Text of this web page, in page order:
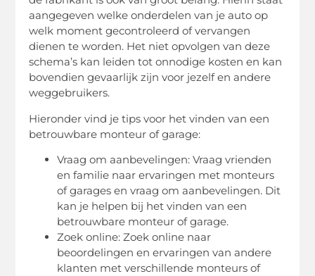
aangegeven welke onderdelen van je auto op
welk moment gecontroleerd of vervangen
dienen te worden. Het niet opvolgen van deze
schema’s kan leiden tot onnodige kosten en kan
bovendien gevaarlijk zijn voor jezelf en andere
weggebruikers.
Hieronder vind je tips voor het vinden van een
betrouwbare monteur of garage:
Vraag om aanbevelingen: Vraag vrienden
en familie naar ervaringen met monteurs
of garages en vraag om aanbevelingen. Dit
kan je helpen bij het vinden van een
betrouwbare monteur of garage.
Zoek online: Zoek online naar
beoordelingen en ervaringen van andere
klanten met verschillende monteurs of